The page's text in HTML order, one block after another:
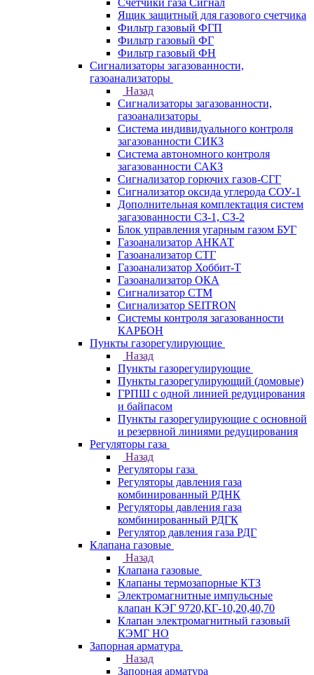
Счетчики газа Сигнал
Ящик защитный для газового счетчика
Фильтр газовый ФГП
Фильтр газовый ФГ
Фильтр газовый ФН
Сигнализаторы загазованности,
газоанализаторы
Назад
Сигнализаторы загазованности,
газоанализаторы
Система индивидуального контроля
загазованности СИКЗ
Система автономного контроля
загазованности САКЗ
Сигнализатор горючих газов-СГГ
Сигнализатор оксида углерода СОУ-1
Дополнительная комплектация систем
загазованности СЗ-1, СЗ-2
Блок управления угарным газом БУГ
Газоанализатор АНКАТ
Газоанализатор СТГ
Газоанализатор Хоббит-Т
Газоанализатор ОКА
Сигнализатор СТМ
Сигнализатор SEITRON
Системы контроля загазованности
КАРБОН
Пункты газорегулирующие
Назад
Пункты газорегулирующие
Пункты газорегулирующий (домовые)
ГРПШ с одной линией редуцирования
и байпасом
Пункты газорегулирующие с основной
и резервной линиями редуцирования
Регуляторы газа
Назад
Регуляторы газа
Регуляторы давления газа
комбинированный РДНК
Регуляторы давления газа
комбинированный РДГК
Регулятор давления газа РДГ
Клапана газовые
Назад
Клапана газовые
Клапаны термозапорные КТЗ
Электромагнитные импульсные
клапан КЭГ 9720,КГ-10,20,40,70
Клапан электромагнитный газовый
КЭМГ НО
Запорная арматура
Назад
Запорная арматура